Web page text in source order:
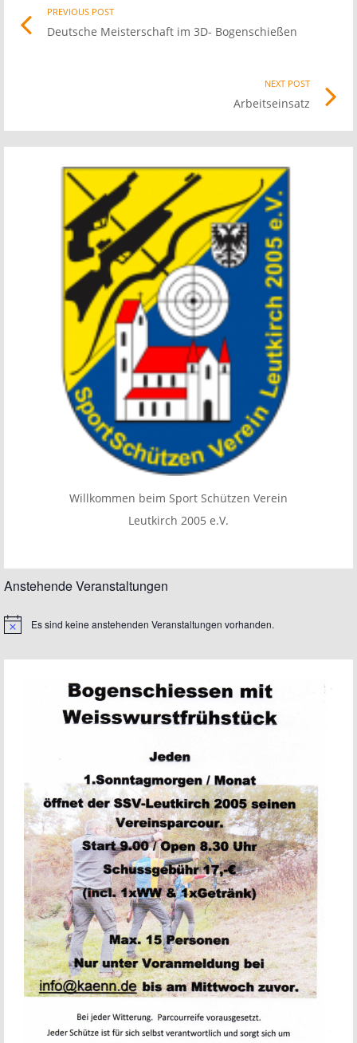
PostPREVIOUS POST
Deutsche Meisterschaft im 3D- Bogenschießen
NEXT POST
Arbeitseinsatz
link
Willkommen beim Sport Schützen Verein
Leutkirch 2005 e.V.
Anstehende Veranstaltungen
HinweisEs sind keine anstehenden Veranstaltungen vorhanden.